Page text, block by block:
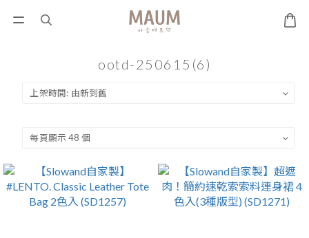
ootd-250615(6)